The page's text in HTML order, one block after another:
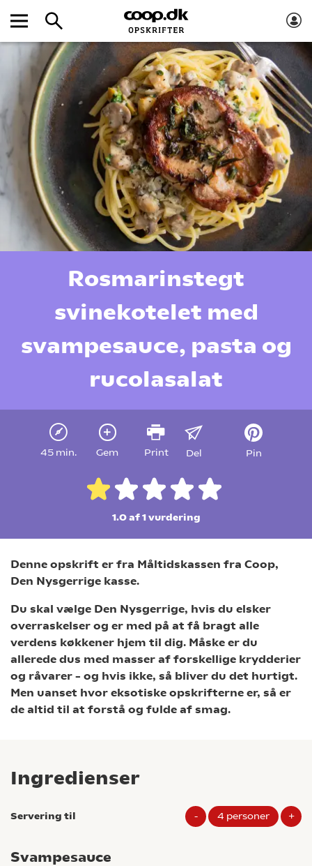
Rosmarinstegt
svinekotelet med
svampesauce, pasta og
rucolasalat
45 min. Gem Print Del Pin
1.0 af 1vurdering
Denne opskrift er fra Måltidskassen fra Coop,
Den Nysgerrige kasse.
Du skal vælge Den Nysgerrige, hvis du elsker
overraskelser og er med på at få bragt alle
verdens køkkener hjem til dig. Måske er du
allerede dus med masser af forskellige krydderier
og råvarer – og hvis ikke, så bliver du det hurtigt.
Men uanset hvor eksotiske opskrifterne er, så er
de altid til at forstå og fulde af smag.
Ingredienser
Servering til - 4 personer +
Svampesauce